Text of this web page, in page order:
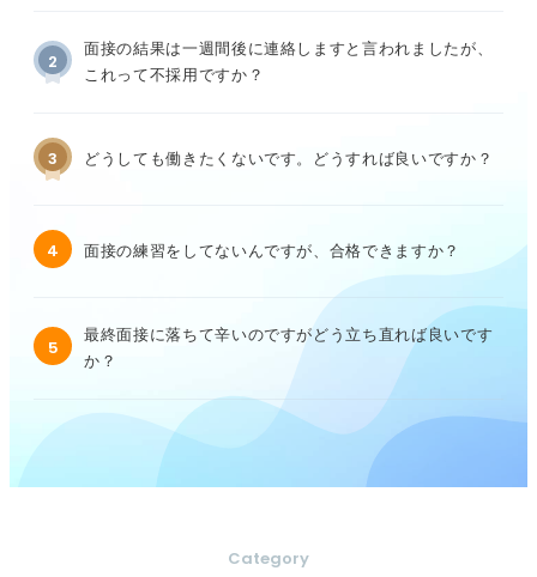
2
面接の結果は一週間後に連絡しますと言われましたが、
これって不採用ですか？
3 どうしても働きたくないです。どうすれば良いですか？
4 面接の練習をしてないんですが、合格できますか？
5
最終面接に落ちて辛いのですがどう立ち直れば良いです
か？
Category